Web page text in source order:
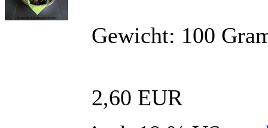
Gewicht: 100
2,60 EUR